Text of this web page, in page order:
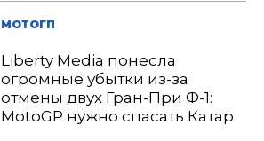
МОТОГП
Liberty Media понесла
огромные убытки из-за
отмены двух Гран-При Ф-1:
MotoGP нужно спасать Катар